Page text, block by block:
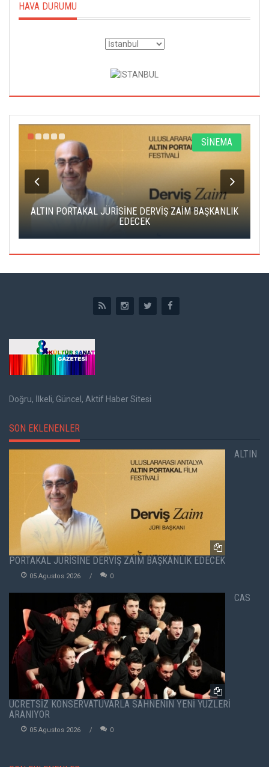
HAVA DURUMU
SİNEMA
ALTIN PORTAKAL JÜRİSİNE DERVİŞ ZAİM BAŞKANLIK
EDECEK
Doğru, İlkeli, Güncel, Aktif Haber Sitesi
SON EKLENENLER
ALTIN
PORTAKAL JÜRİSİNE DERVİŞ ZAİM BAŞKANLIK EDECEK
05 Agustos 2026 0
CAS
ÜCRETSİZ KONSERVATUVARLA SAHNENİN YENİ YÜZLERİ
ARANIYOR
05 Agustos 2026 0